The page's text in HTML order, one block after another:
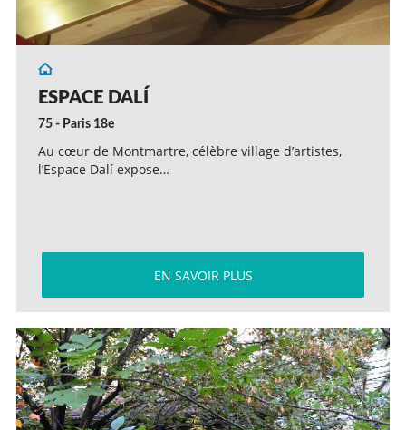
ESPACE DALÍ
75 - Paris 18e
Au cœur de Montmartre, célèbre village d’artistes,
l’Espace Dalí expose…
EN SAVOIR PLUS